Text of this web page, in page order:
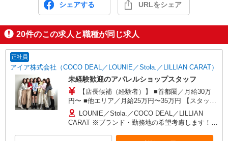
シェアする URLをシェア
20件のこの求人と職種が同じ求人
正社員
アイア株式会社（COCO DEAL／LOUNIE／Stola.／LILLIAN CARAT）
未経験歓迎のアパレルショップスタッフ
【店長候補（経験者）】 ■首都圏／月給30万
円〜 ■他エリア／月給25万円〜35万円 【スタッ
フ】 ■首都圏／月給24万3,800円〜40万円 ■大阪／
月給23万3,500円〜35万円 ■京都、兵庫、愛知、岐
阜、福岡／月給22万7,800円〜35万円 ■他エリア／
月給22万2,100円〜35万円 固定残業手当含む（1ヶ
LOUNIE／Stola.／COCO DEAL／LILLIAN
CARAT ※ブランド・勤務地の希望考慮します！※